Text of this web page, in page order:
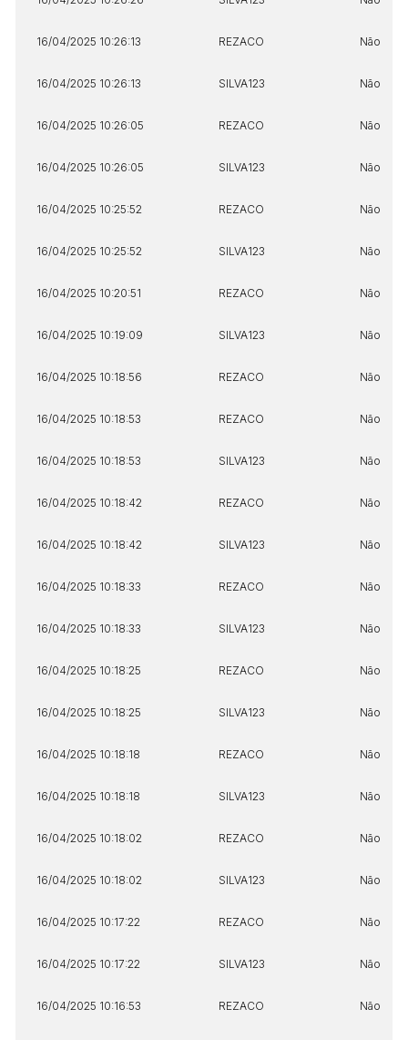
16/04/2025 10:26:13 REZACO Não
16/04/2025 10:26:13 SILVA123 Não
16/04/2025 10:26:05 REZACO Não
16/04/2025 10:26:05 SILVA123 Não
16/04/2025 10:25:52 REZACO Não
16/04/2025 10:25:52 SILVA123 Não
16/04/2025 10:20:51 REZACO Não
16/04/2025 10:19:09 SILVA123 Não
16/04/2025 10:18:56 REZACO Não
16/04/2025 10:18:53 REZACO Não
16/04/2025 10:18:53 SILVA123 Não
16/04/2025 10:18:42 REZACO Não
16/04/2025 10:18:42 SILVA123 Não
16/04/2025 10:18:33 REZACO Não
16/04/2025 10:18:33 SILVA123 Não
16/04/2025 10:18:25 REZACO Não
16/04/2025 10:18:25 SILVA123 Não
16/04/2025 10:18:18 REZACO Não
16/04/2025 10:18:18 SILVA123 Não
16/04/2025 10:18:02 REZACO Não
16/04/2025 10:18:02 SILVA123 Não
16/04/2025 10:17:22 REZACO Não
16/04/2025 10:17:22 SILVA123 Não
16/04/2025 10:16:53 REZACO Não
Envie sua Proposta
14/04/2025 18:43:11 TIAGOFELIPE R$ 1,00
14/04/2025 18:43:11 TIAGOFELIPE R$ 1,00
Habilite-se para efetuar lances ou